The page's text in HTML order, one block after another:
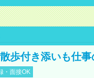
歩付き添いも仕事
・面接OK